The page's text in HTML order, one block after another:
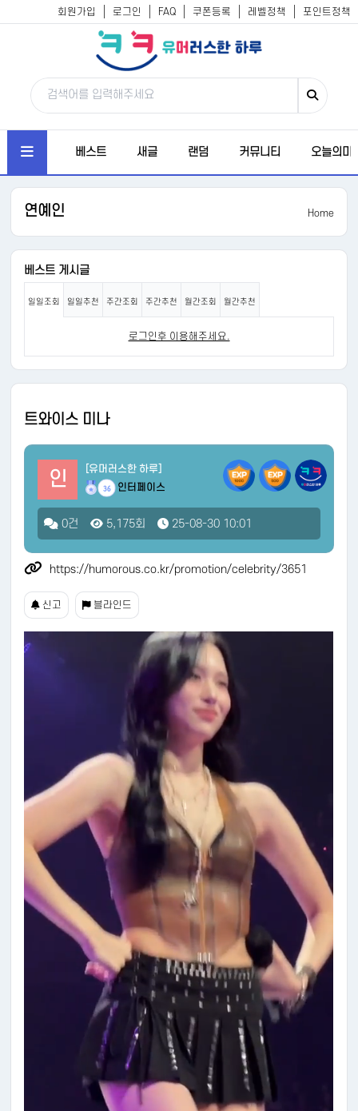
회원가입 로그인 FAQ 쿠폰등록 레벨정책 포인트정책
베스트 새글 랜덤 커뮤니티 오늘의미
연예인 Home
베스트 게시글
일일조회 일일추천 주간조회 주간추천 월간조회 월간추천
로그인후 이용해주세요.
트와이스 미나
인 [유머러스한 하루]
36 인터페이스
0건 5,175회 25-08-30 10:01
https://humorous.co.kr/promotion/celebrity/3651
신고 블라인드